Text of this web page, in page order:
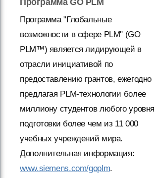
Программа GO PLM
Программа "Глобальные
возможности в сфере PLM" (GO
PLM™) является лидирующей в
отрасли инициативой по
предоставлению грантов, ежегодно
предлагая PLM-технологии более
миллиону студентов любого уровня
подготовки более чем из 11 000
учебных учреждений мира.
Дополнительная информация:
www.siemens.com/goplm.